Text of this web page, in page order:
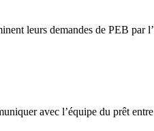
leurs demandes de PEB par
avec l’équipe du prêt